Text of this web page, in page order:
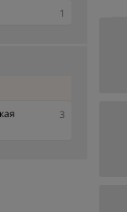
1
3